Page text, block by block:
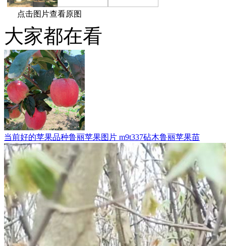
点击图片查看原图
大家都在看
当前好的苹果品种鲁丽苹果图片 m9t337砧木鲁丽苹果苗